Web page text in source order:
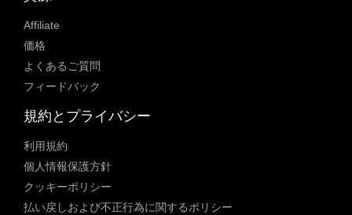
Affiliate
価格
よくあるご質問
フィードバック
規約とプライバシー
利用規約
個人情報保護方針
クッキーポリシー
払い戻しおよび不正行為に関するポリシー